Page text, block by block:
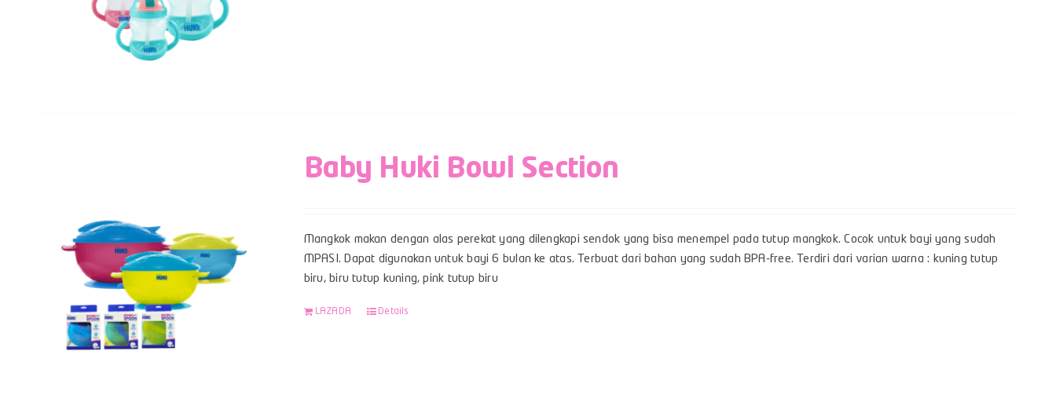
Baby Huki Bowl Section
Mangkok makan dengan alas perekat yang dilengkapi sendok yang bisa menempel pada tutup mangkok. Cocok untuk bayi yang sudah
MPASI. Dapat digunakan untuk bayi 6 bulan ke atas. Terbuat dari bahan yang sudah BPA-free. Terdiri dari varian warna : kuning tutup
biru, biru tutup kuning, pink tutup biru
LAZADA Details